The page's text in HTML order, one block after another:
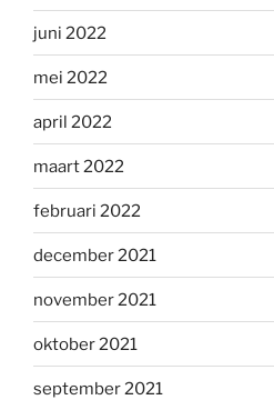
juni 2022
mei 2022
april 2022
maart 2022
februari 2022
december 2021
november 2021
oktober 2021
september 2021